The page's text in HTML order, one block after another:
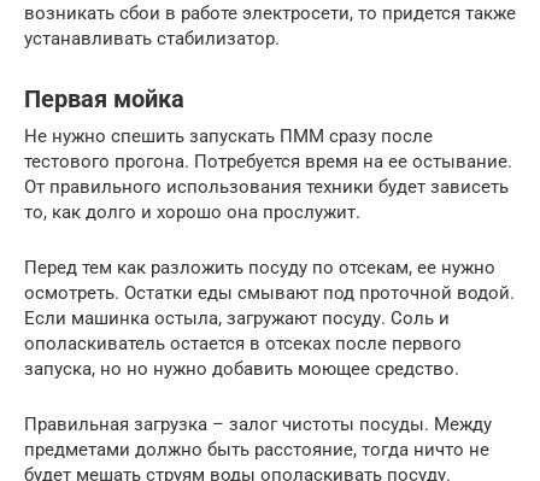
возникать сбои в работе электросети, то придется также
устанавливать стабилизатор.
Первая мойка
Не нужно спешить запускать ПММ сразу после
тестового прогона. Потребуется время на ее остывание.
От правильного использования техники будет зависеть
то, как долго и хорошо она прослужит.
Перед тем как разложить посуду по отсекам, ее нужно
осмотреть. Остатки еды смывают под проточной водой.
Если машинка остыла, загружают посуду. Соль и
ополаскиватель остается в отсеках после первого
запуска, но но нужно добавить моющее средство.
Правильная загрузка – залог чистоты посуды. Между
предметами должно быть расстояние, тогда ничто не
будет мешать струям воды ополаскивать посуду.